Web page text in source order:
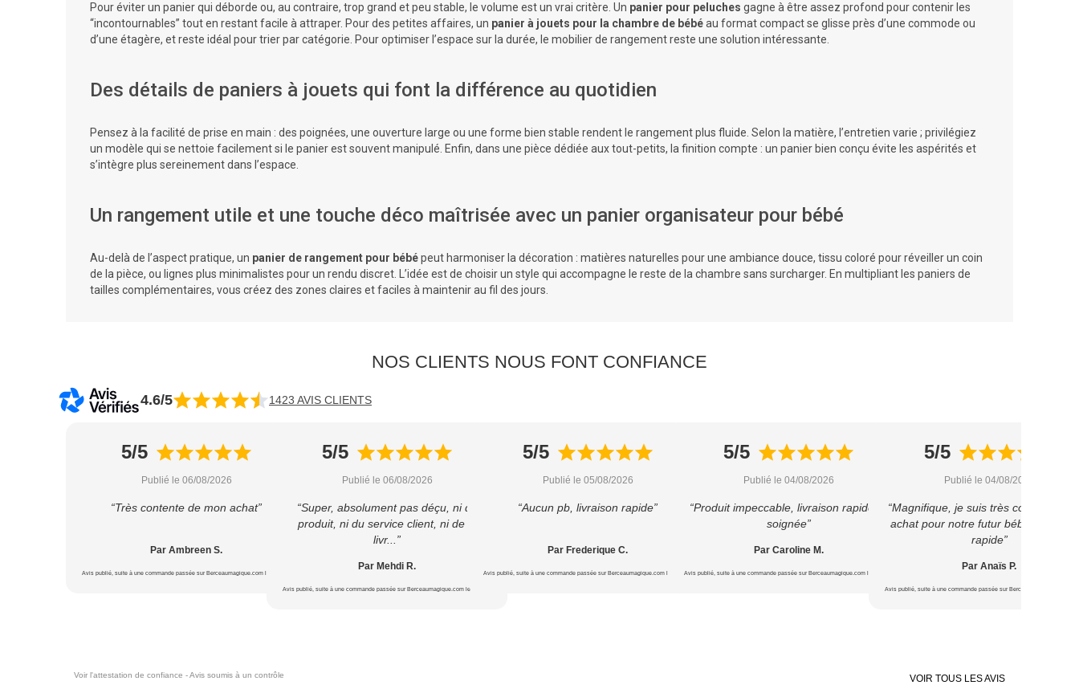
Pour éviter un panier qui déborde ou, au contraire, trop grand et peu stable, le volume est un vrai critère. Un panier pour peluches gagne à être assez profond pour contenir les
“incontournables” tout en restant facile à attraper. Pour des petites affaires, un panier à jouets pour la chambre de bébéau format compact se glisse près d’une commode ou
d’une étagère, et reste idéal pour trier par catégorie. Pour optimiser l’espace sur la durée, le mobilier de rangementreste une solution intéressante.
Des détails de paniers à jouets qui font la différence au quotidien
Pensez à la facilité de prise en main : des poignées, une ouverture large ou une forme bien stable rendent le rangement plus fluide. Selon la matière, l’entretien varie ; privilégiez
un modèle qui se nettoie facilement si le panier est souvent manipulé. Enfin, dans une pièce dédiée aux tout-petits, la finition compte : un panier bien conçu évite les aspérités et
s’intègre plus sereinement dans l’espace.
Un rangement utile et une touche déco maîtrisée avec un panier organisateur pour bébé
Au-delà de l’aspect pratique, un panier de rangement pour bébépeut harmoniser la décoration : matières naturelles pour une ambiance douce, tissu coloré pour réveiller un coin
de la pièce, ou lignes plus minimalistes pour un rendu discret. L’idée est de choisir un style qui accompagne le reste de la chambre sans surcharger. En multipliant les paniers de
tailles complémentaires, vous créez des zones claires et faciles à maintenir au fil des jours.
NOS CLIENTS NOUS FONT CONFIANCE
4.6/5 1423 AVIS CLIENTS
5/5
Publié le 06/08/2026
“Très contente de mon achat”
Par Ambreen S.
Avis publié, suite à une commande passée sur Berceaumagique.com le 18/07/2026
5/5
Publié le 06/08/2026
“Super, absolument pas déçu, ni du
produit, ni du service client, ni de la
livr...”
Par Mehdi R.
Avis publié, suite à une commande passée sur Berceaumagique.com le 24/07/2026
5/5
Publié le 05/08/2026
“Aucun pb, livraison rapide”
Par Frederique C.
Avis publié, suite à une commande passée sur Berceaumagique.com le 20/07/2026
5/5
Publié le 04/08/2026
“Produit impeccable, livraison rapide et
soignée”
Par Caroline M.
Avis publié, suite à une commande passée sur Berceaumagique.com le 22/07/2026
5/5
Publié le 04/08/2026
“Magnifique, je suis très contente de
achat pour notre futur bébé ?
rapide”
Par Anaïs P.
Avis publié, suite à une commande passée sur Berceaumagique.com le
Voir l'attestation de confiance - Avis soumis à un contrôle VOIR TOUS LES AVIS